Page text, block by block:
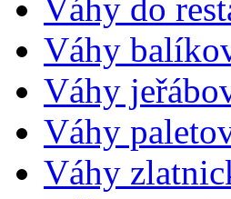
Váhy do
Váhy
Váhy
Váhy
Váhy